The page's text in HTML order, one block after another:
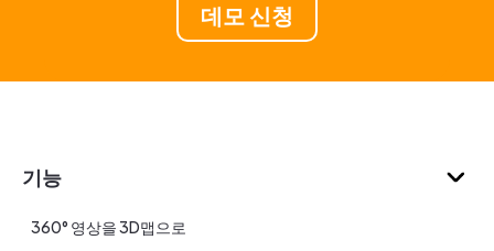
데모 신청
기능
360° 영상을 3D맵으로